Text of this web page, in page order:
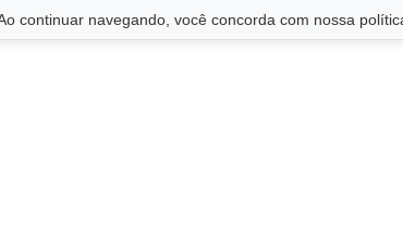
continuar navegando, você concorda com nossa